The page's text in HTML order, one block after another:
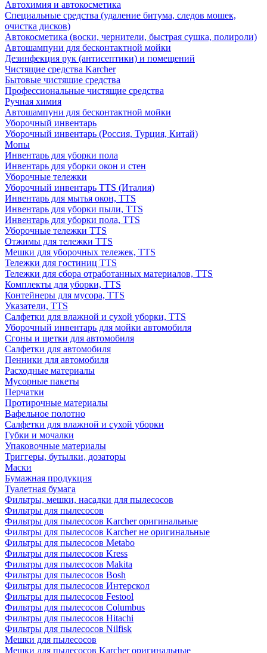
Автохимия и автокосметика
Специальные средства (удаление битума, следов мошек,
очистка дисков)
Автокосметика (воски, чернители, быстрая сушка, полироли)
Автошампуни для бесконтактной мойки
Дезинфекция рук (антисептики) и помещений
Чистящие средства Karcher
Бытовые чистящие средства
Профессиональные чистящие средства
Ручная химия
Автошампуни для бесконтактной мойки
Уборочный инвентарь
Уборочный инвентарь (Россия, Турция, Китай)
Мопы
Инвентарь для уборки пола
Инвентарь для уборки окон и стен
Уборочные тележки
Уборочный инвентарь TTS (Италия)
Инвентарь для мытья окон, TTS
Инвентарь для уборки пыли, TTS
Инвентарь для уборки пола, TTS
Уборочные тележки TTS
Отжимы для тележки TTS
Мешки для уборочных тележек, TTS
Тележки для гостиниц TTS
Тележки для сбора отработанных материалов, TTS
Комплекты для уборки, TTS
Контейнеры для мусора, TTS
Указатели, TTS
Салфетки для влажной и сухой уборки, TTS
Уборочный инвентарь для мойки автомобиля
Сгоны и щетки для автомобиля
Салфетки для автомобиля
Пенники для автомобиля
Расходные материалы
Мусорные пакеты
Перчатки
Протирочные материалы
Вафельное полотно
Салфетки для влажной и сухой уборки
Губки и мочалки
Упаковочные материалы
Триггеры, бутылки, дозаторы
Маски
Бумажная продукция
Туалетная бумага
Фильтры, мешки, насадки для пылесосов
Фильтры для пылесосов
Фильтры для пылесосов Karcher оригинальные
Фильтры для пылесосов Karcher не оригинальные
Фильтры для пылесосов Metabo
Фильтры для пылесосов Kress
Фильтры для пылесосов Makita
Фильтры для пылесосов Bosh
Фильтры для пылесосов Интерскол
Фильтры для пылесосов Festool
Фильтры для пылесосов Columbus
Фильтры для пылесосов Hitachi
Фильтры для пылесосов Nilfisk
Мешки для пылесосов
Мешки для пылесосов Karcher оригинальные